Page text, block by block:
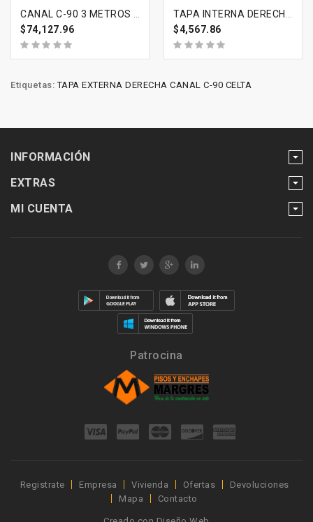
CANAL C-90 3 METROS CELTA
$74,127.96
TAPA INTERNA DERECHA CANAL C-90 CELTA
$4,567.86
Etiquetas: TAPA EXTERNA DERECHA CANAL C-90 CELTA
INFORMACIÓN
EXTRAS
MI CUENTA
Patrocina
Registrate Empresa Vivienda Ofertas
Devoluciones
Mapa
Contacto